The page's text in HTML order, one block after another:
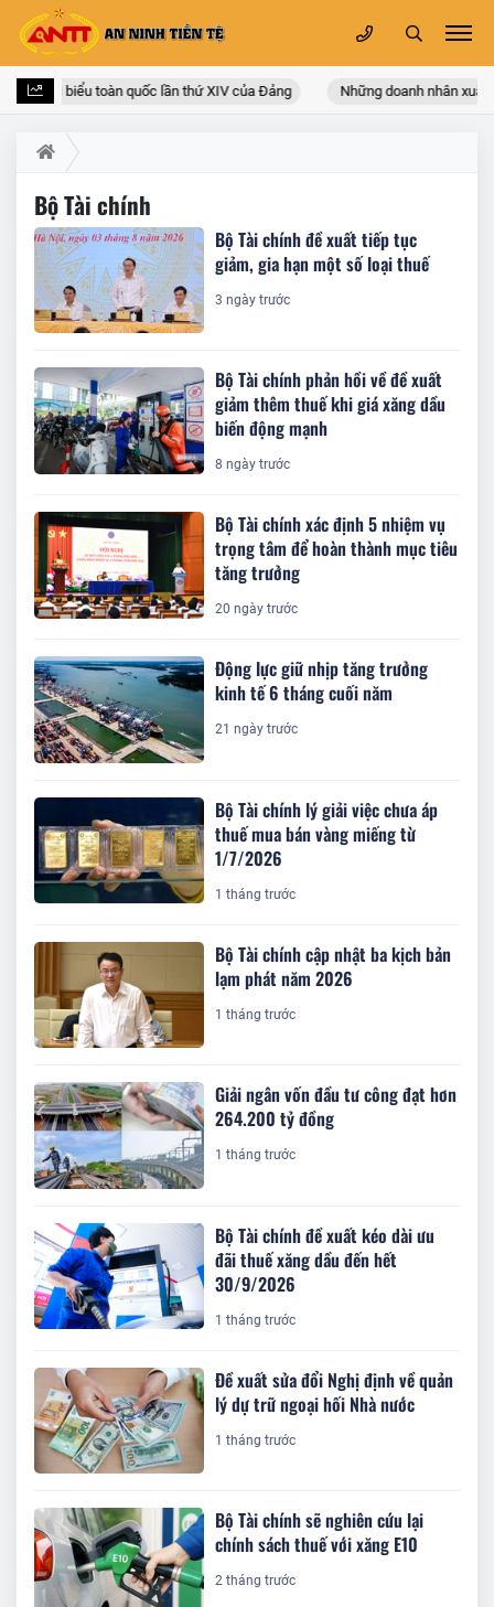
hội đại biểu toàn quốc lần thứ XIV của Đảng Những doanh nhân xuất
Bộ Tài chính
Bộ Tài chính đề xuất tiếp tục
giảm, gia hạn một số loại thuế
3 ngày trước
Bộ Tài chính phản hồi về đề xuất
giảm thêm thuế khi giá xăng dầu
biến động mạnh
8 ngày trước
Bộ Tài chính xác định 5 nhiệm vụ
trọng tâm để hoàn thành mục tiêu
tăng trưởng
20 ngày trước
Động lực giữ nhịp tăng trưởng
kinh tế 6 tháng cuối năm
21 ngày trước
Bộ Tài chính lý giải việc chưa áp
thuế mua bán vàng miếng từ
1/7/2026
1 tháng trước
Bộ Tài chính cập nhật ba kịch bản
lạm phát năm 2026
1 tháng trước
Giải ngân vốn đầu tư công đạt hơn
264.200 tỷ đồng
1 tháng trước
Bộ Tài chính đề xuất kéo dài ưu
đãi thuế xăng dầu đến hết
30/9/2026
1 tháng trước
Đề xuất sửa đổi Nghị định về quản
lý dự trữ ngoại hối Nhà nước
1 tháng trước
Bộ Tài chính sẽ nghiên cứu lại
chính sách thuế với xăng E10
2 tháng trước